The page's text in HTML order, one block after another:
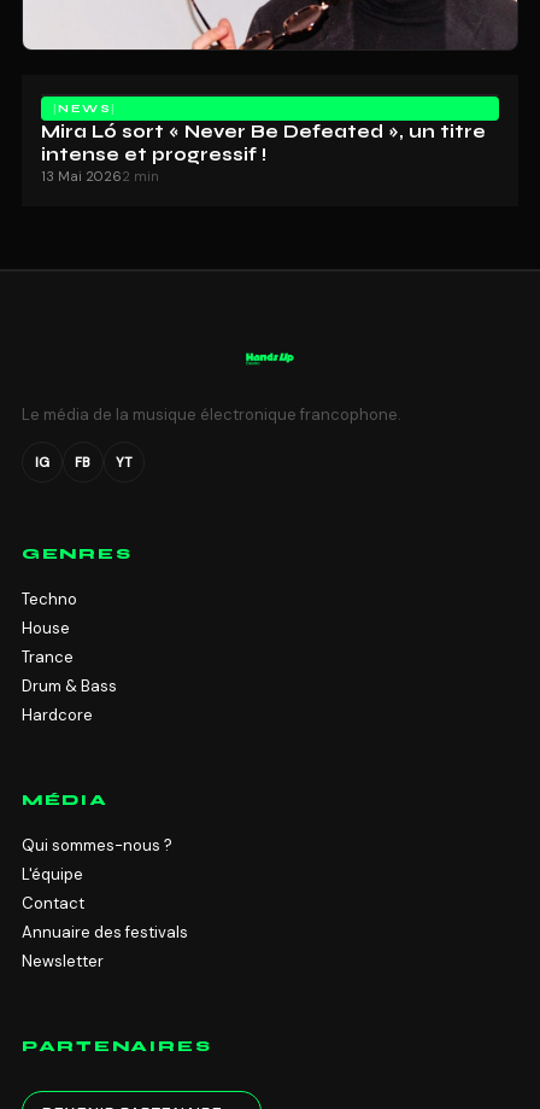
NEWS
Mira Ló sort « Never Be Defeated », un titre
intense et progressif !
13 Mai 20262 min
Le média de la musique électronique francophone.
IG FB YT
GENRES
Techno
House
Trance
Drum & Bass
Hardcore
MÉDIA
Qui sommes-nous ?
L'équipe
Contact
Annuaire des festivals
Newsletter
PARTENAIRES